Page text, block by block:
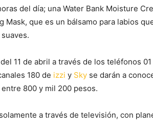
del día; una Water Bank Moisture
Mask, que es un bálsamo para labios
11 de abril a través de los teléfonos
180 de izzi y Sky se darán a
800 y mil 200 pesos.
a través de televisión, con